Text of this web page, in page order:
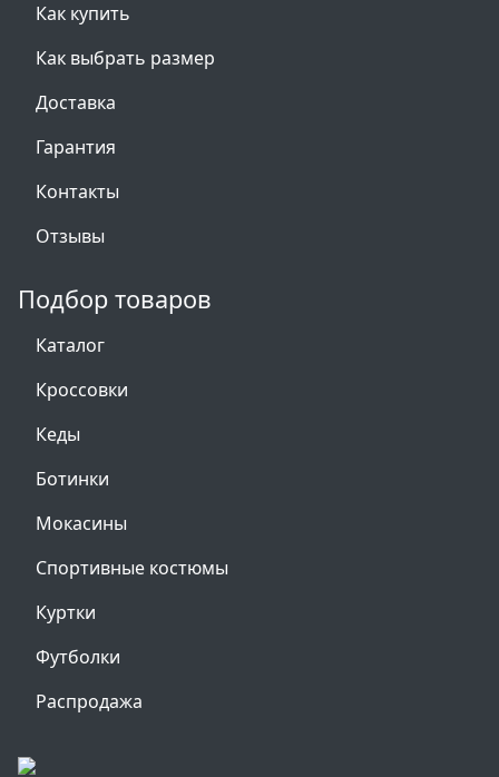
Как купить
Как выбрать размер
Доставка
Гарантия
Контакты
Отзывы
Подбор товаров
Каталог
Кроссовки
Кеды
Ботинки
Мокасины
Спортивные костюмы
Куртки
Футболки
Распродажа